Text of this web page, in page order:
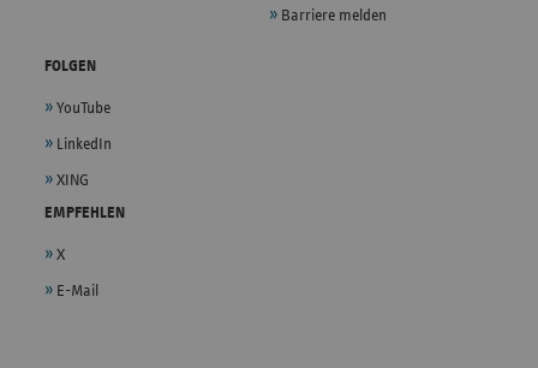
Barriere melden
FOLGEN
YouTube
LinkedIn
XING
EMPFEHLEN
X
E-Mail